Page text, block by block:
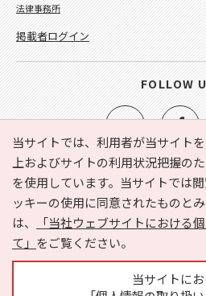
当サイトでは、利用者が当サイト
上およびサイトの利用状況把握の
を使用しています。当サイトでは
ッキーの使用に同意されたものと
は、
「当社ウェブサイトにおける
て」 をご覧ください。
当サイトに
e-NAVITA（イーナビタ）とは？
利用規約
個人情報の取り扱いに
サイトマップ
広告掲載に関
法律事務所
掲載者ログイン
FOLLOW